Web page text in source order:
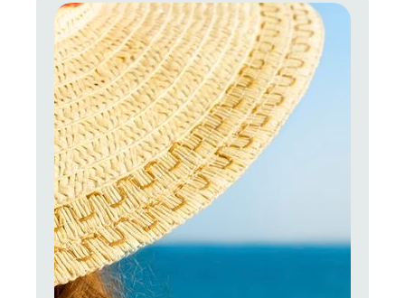
прежде чем воспитывать ребёнка, стоит начать с
воспитания себя. О том, что включает в себя
экологичное материнство, расскажу в новой
статье.